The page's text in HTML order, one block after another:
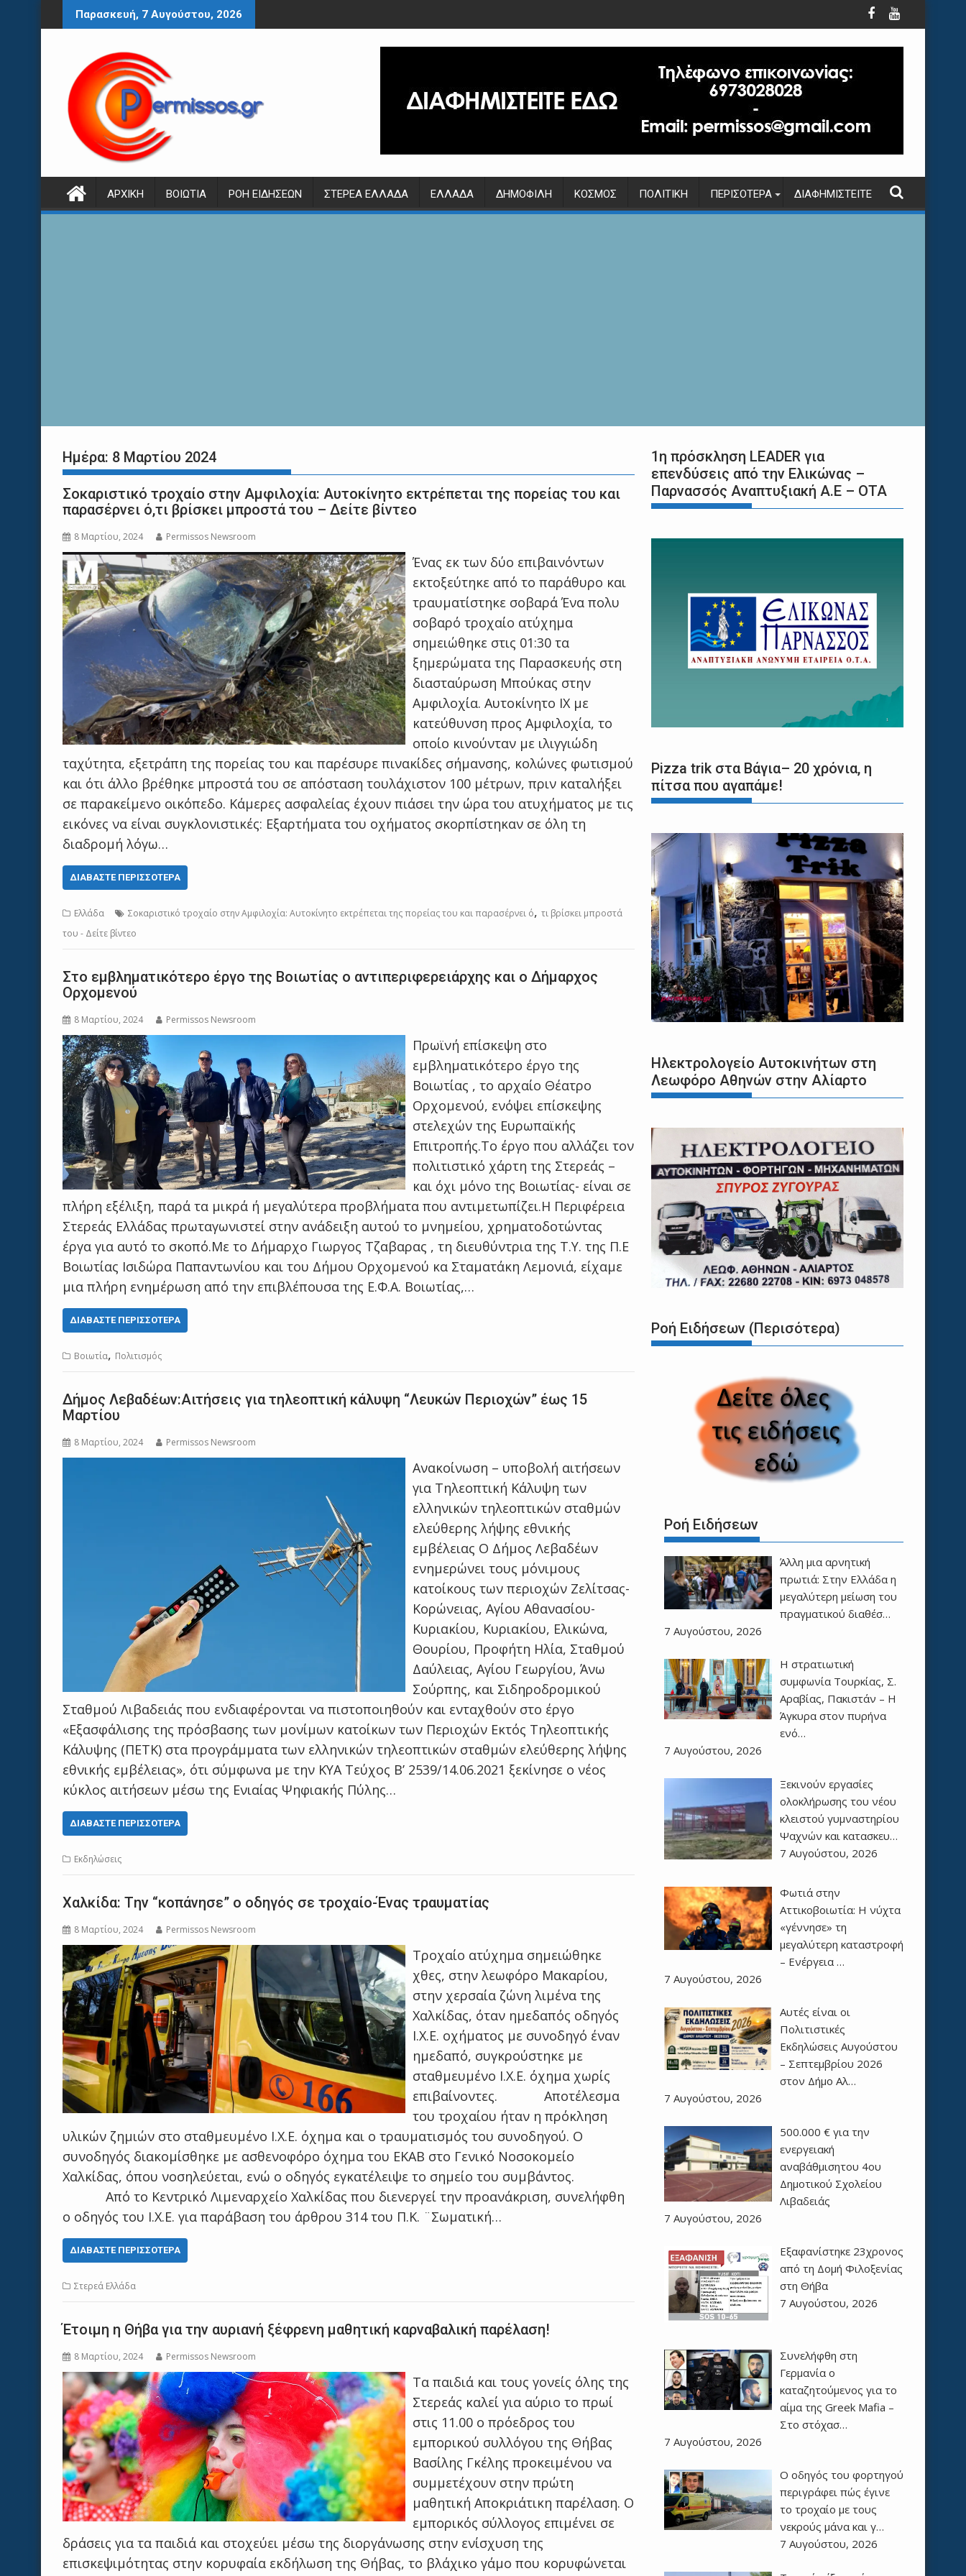
Περάστε
στο
Παρασκευή, 7 Αυγούστου, 2026
ΑΡΧΙΚΉ ΒΟΙΩΤΊΑ ΡΟΉ ΕΙΔΉΣΕΩΝ ΣΤΕΡΕΆ ΕΛΛΆΔΑ ΕΛΛΆΔΑ ΔΗΜΟΦΙΛΉ ΚΌΣΜΟΣ ΠΟΛΙΤΙΚΉ ΠΕΡΙΣΌΤΕΡΑ ΔΙΑΦΗΜΙΣΤΕΊΤΕ
Ημέρα: 8 Μαρτίου 2024
Σοκαριστικό τροχαίο στην Αμφιλοχία: Αυτοκίνητο εκτρέπεται της πορείας του και
παρασέρνει ό,τι βρίσκει μπροστά του – Δείτε βίντεο
8 Μαρτίου, 2024 Permissos Newsroom
Ένας εκ των δύο επιβαινόντων
εκτοξεύτηκε από το παράθυρο και
τραυματίστηκε σοβαρά Ένα πολυ
σοβαρό τροχαίο ατύχημα
σημειώθηκε στις 01:30 τα
ξημερώματα της Παρασκευής στη
διασταύρωση Μπούκας στην
Αμφιλοχία. Αυτοκίνητο ΙΧ με
κατεύθυνση προς Αμφιλοχία, το
οποίο κινούνταν με ιλιγγιώδη
ταχύτητα, εξετράπη της πορείας του και παρέσυρε πινακίδες σήμανσης, κολώνες φωτισμού
και ότι άλλο βρέθηκε μπροστά του σε απόσταση τουλάχιστον 100 μέτρων, πριν καταλήξει
σε παρακείμενο οικόπεδο. Κάμερες ασφαλείας έχουν πιάσει την ώρα του ατυχήματος με τις
εικόνες να είναι συγκλονιστικές: Εξαρτήματα του οχήματος σκορπίστηκαν σε όλη τη
διαδρομή λόγω…
ΔΙΑΒΆΣΤΕ ΠΕΡΙΣΣΌΤΕΡΑ
Ελλάδα Σοκαριστικό τροχαίο στην Αμφιλοχία: Αυτοκίνητο εκτρέπεται της πορείας του και παρασέρνει ό, τι βρίσκει μπροστά
του - Δείτε βίντεο
Στο εμβληματικότερο έργο της Βοιωτίας ο αντιπεριφερειάρχης και ο Δήμαρχος
Ορχομενού
8 Μαρτίου, 2024 Permissos Newsroom
Πρωϊνή επίσκεψη στο
εμβληματικότερο έργο της
Βοιωτίας , το αρχαίο Θέατρο
Ορχομενού, ενόψει επίσκεψης
στελεχών της Ευρωπαϊκής
Επιτροπής.Το έργο που αλλάζει τον
πολιτιστικό χάρτη της Στερεάς –
και όχι μόνο της Βοιωτίας- είναι σε
πλήρη εξέλιξη, παρά τα μικρά ή μεγαλύτερα προβλήματα που αντιμετωπίζει.Η Περιφέρεια
Στερεάς Ελλάδας πρωταγωνιστεί στην ανάδειξη αυτού το μνημείου, χρηματοδοτώντας
έργα για αυτό το σκοπό.Με το Δήμαρχο Γιωργος Τζαβαρας , τη διευθύντρια της Τ.Υ. της Π.Ε
Βοιωτίας Ισιδώρα Παπαντωνίου και του Δήμου Ορχομενού κα Σταματάκη Λεμονιά, είχαμε
μια πλήρη ενημέρωση από την επιβλέπουσα της Ε.Φ.Α. Βοιωτίας,…
ΔΙΑΒΆΣΤΕ ΠΕΡΙΣΣΌΤΕΡΑ
Βοιωτία, Πολιτισμός
Δήμος Λεβαδέων:Αιτήσεις για τηλεοπτική κάλυψη “Λευκών Περιοχών” έως 15
Μαρτίου
8 Μαρτίου, 2024 Permissos Newsroom
Ανακοίνωση – υποβολή αιτήσεων
για Τηλεοπτική Κάλυψη των
ελληνικών τηλεοπτικών σταθμών
ελεύθερης λήψης εθνικής
εμβέλειας Ο Δήμος Λεβαδέων
ενημερώνει τους μόνιμους
κατοίκους των περιοχών Ζελίτσας-
Κορώνειας, Αγίου Αθανασίου-
Κυριακίου, Κυριακίου, Ελικώνα,
Θουρίου, Προφήτη Ηλία, Σταθμού
Δαύλειας, Αγίου Γεωργίου, Άνω
Σούρπης, και Σιδηροδρομικού
Σταθμού Λιβαδειάς που ενδιαφέρονται να πιστοποιηθούν και ενταχθούν στο έργο
«Εξασφάλισης της πρόσβασης των μονίμων κατοίκων των Περιοχών Εκτός Τηλεοπτικής
Κάλυψης (ΠΕΤΚ) στα προγράμματα των ελληνικών τηλεοπτικών σταθμών ελεύθερης λήψης
εθνικής εμβέλειας», ότι σύμφωνα με την ΚΥΑ Τεύχος B’ 2539/14.06.2021 ξεκίνησε ο νέος
κύκλος αιτήσεων μέσω της Ενιαίας Ψηφιακής Πύλης…
ΔΙΑΒΆΣΤΕ ΠΕΡΙΣΣΌΤΕΡΑ
Εκδηλώσεις
Χαλκίδα: Tην “κοπάνησε” ο οδηγός σε τροχαίο-Ένας τραυματίας
8 Μαρτίου, 2024 Permissos Newsroom
Τροχαίο ατύχημα σημειώθηκε
χθες, στην λεωφόρο Μακαρίου,
στην χερσαία ζώνη λιμένα της
Χαλκίδας, όταν ημεδαπός οδηγός
Ι.Χ.Ε. οχήματος με συνοδηγό έναν
ημεδαπό, συγκρούστηκε με
σταθμευμένο Ι.Χ.Ε. όχημα χωρίς
επιβαίνοντες. Αποτέλεσμα
του τροχαίου ήταν η πρόκληση
υλικών ζημιών στο σταθμευμένο Ι.Χ.Ε. όχημα και ο τραυματισμός του συνοδηγού. Ο
συνοδηγός διακομίσθηκε με ασθενοφόρο όχημα του ΕΚΑΒ στο Γενικό Νοσοκομείο
Χαλκίδας, όπου νοσηλεύεται, ενώ ο οδηγός εγκατέλειψε το σημείο του συμβάντος.
Από το Κεντρικό Λιμεναρχείο Χαλκίδας που διενεργεί την προανάκριση, συνελήφθη
ο οδηγός του Ι.Χ.Ε. για παράβαση του άρθρου 314 του Π.Κ. ¨Σωματική…
ΔΙΑΒΆΣΤΕ ΠΕΡΙΣΣΌΤΕΡΑ
Στερεά Ελλάδα
Έτοιμη η Θήβα για την αυριανή ξέφρενη μαθητική καρναβαλική παρέλαση!
8 Μαρτίου, 2024 Permissos Newsroom
Τα παιδιά και τους γονείς όλης της
Στερεάς καλεί για αύριο το πρωί
στις 11.00 ο πρόεδρος του
εμπορικού συλλόγου της Θήβας
Βασίλης Γκέλης προκειμένου να
συμμετέχουν στην πρώτη
μαθητική Αποκριάτικη παρέλαση. Ο
εμπορικός σύλλογος επιμένει σε
δράσεις για τα παιδιά και στοχεύει μέσω της διοργάνωσης στην ενίσχυση της
επισκεψιμότητας στην κορυφαία εκδήλωση της Θήβας, το βλάχικο γάμο που κορυφώνεται
1η πρόσκληση LEADER για
επενδύσεις από την Ελικώνας –
Παρνασσός Αναπτυξιακή Α.Ε – ΟΤΑ
Pizza trik στα Βάγια– 20 χρόνια, η
πίτσα που αγαπάμε!
Ηλεκτρολογείο Αυτοκινήτων στη
Λεωφόρο Αθηνών στην Αλίαρτο
Ροή Ειδήσεων (Περισότερα)
Ροή Ειδήσεων
Άλλη μια αρνητική
πρωτιά: Στην Ελλάδα η
μεγαλύτερη μείωση του
πραγματικού διαθέσ…
7 Αυγούστου, 2026
Η στρατιωτική
συμφωνία Τουρκίας, Σ.
Αραβίας, Πακιστάν – Η
Άγκυρα στον πυρήνα
ενό…
7 Αυγούστου, 2026
Ξεκινούν εργασίες
ολοκλήρωσης του νέου
κλειστού γυμναστηρίου
Ψαχνών και κατασκευ…
7 Αυγούστου, 2026
Φωτιά στην
Αττικοβοιωτία: Η νύχτα
«γέννησε» τη
μεγαλύτερη καταστροφή
– Ενέργεια …
7 Αυγούστου, 2026
Αυτές είναι οι
Πολιτιστικές
Εκδηλώσεις Αυγούστου
– Σεπτεμβρίου 2026
στον Δήμο Αλ…
7 Αυγούστου, 2026
500.000 € για την
ενεργειακή
αναβάθμισητου 4ου
Δημοτικού Σχολείου
Λιβαδειάς
7 Αυγούστου, 2026
Εξαφανίστηκε 23χρονος
από τη Δομή Φιλοξενίας
στη Θήβα
7 Αυγούστου, 2026
Συνελήφθη στη
Γερμανία ο
καταζητούμενος για το
αίμα της Greek Mafia –
Στο στόχασ…
7 Αυγούστου, 2026
Ο οδηγός του φορτηγού
περιγράφει πώς έγινε
το τροχαίο με τους
νεκρούς μάνα και γ…
7 Αυγούστου, 2026